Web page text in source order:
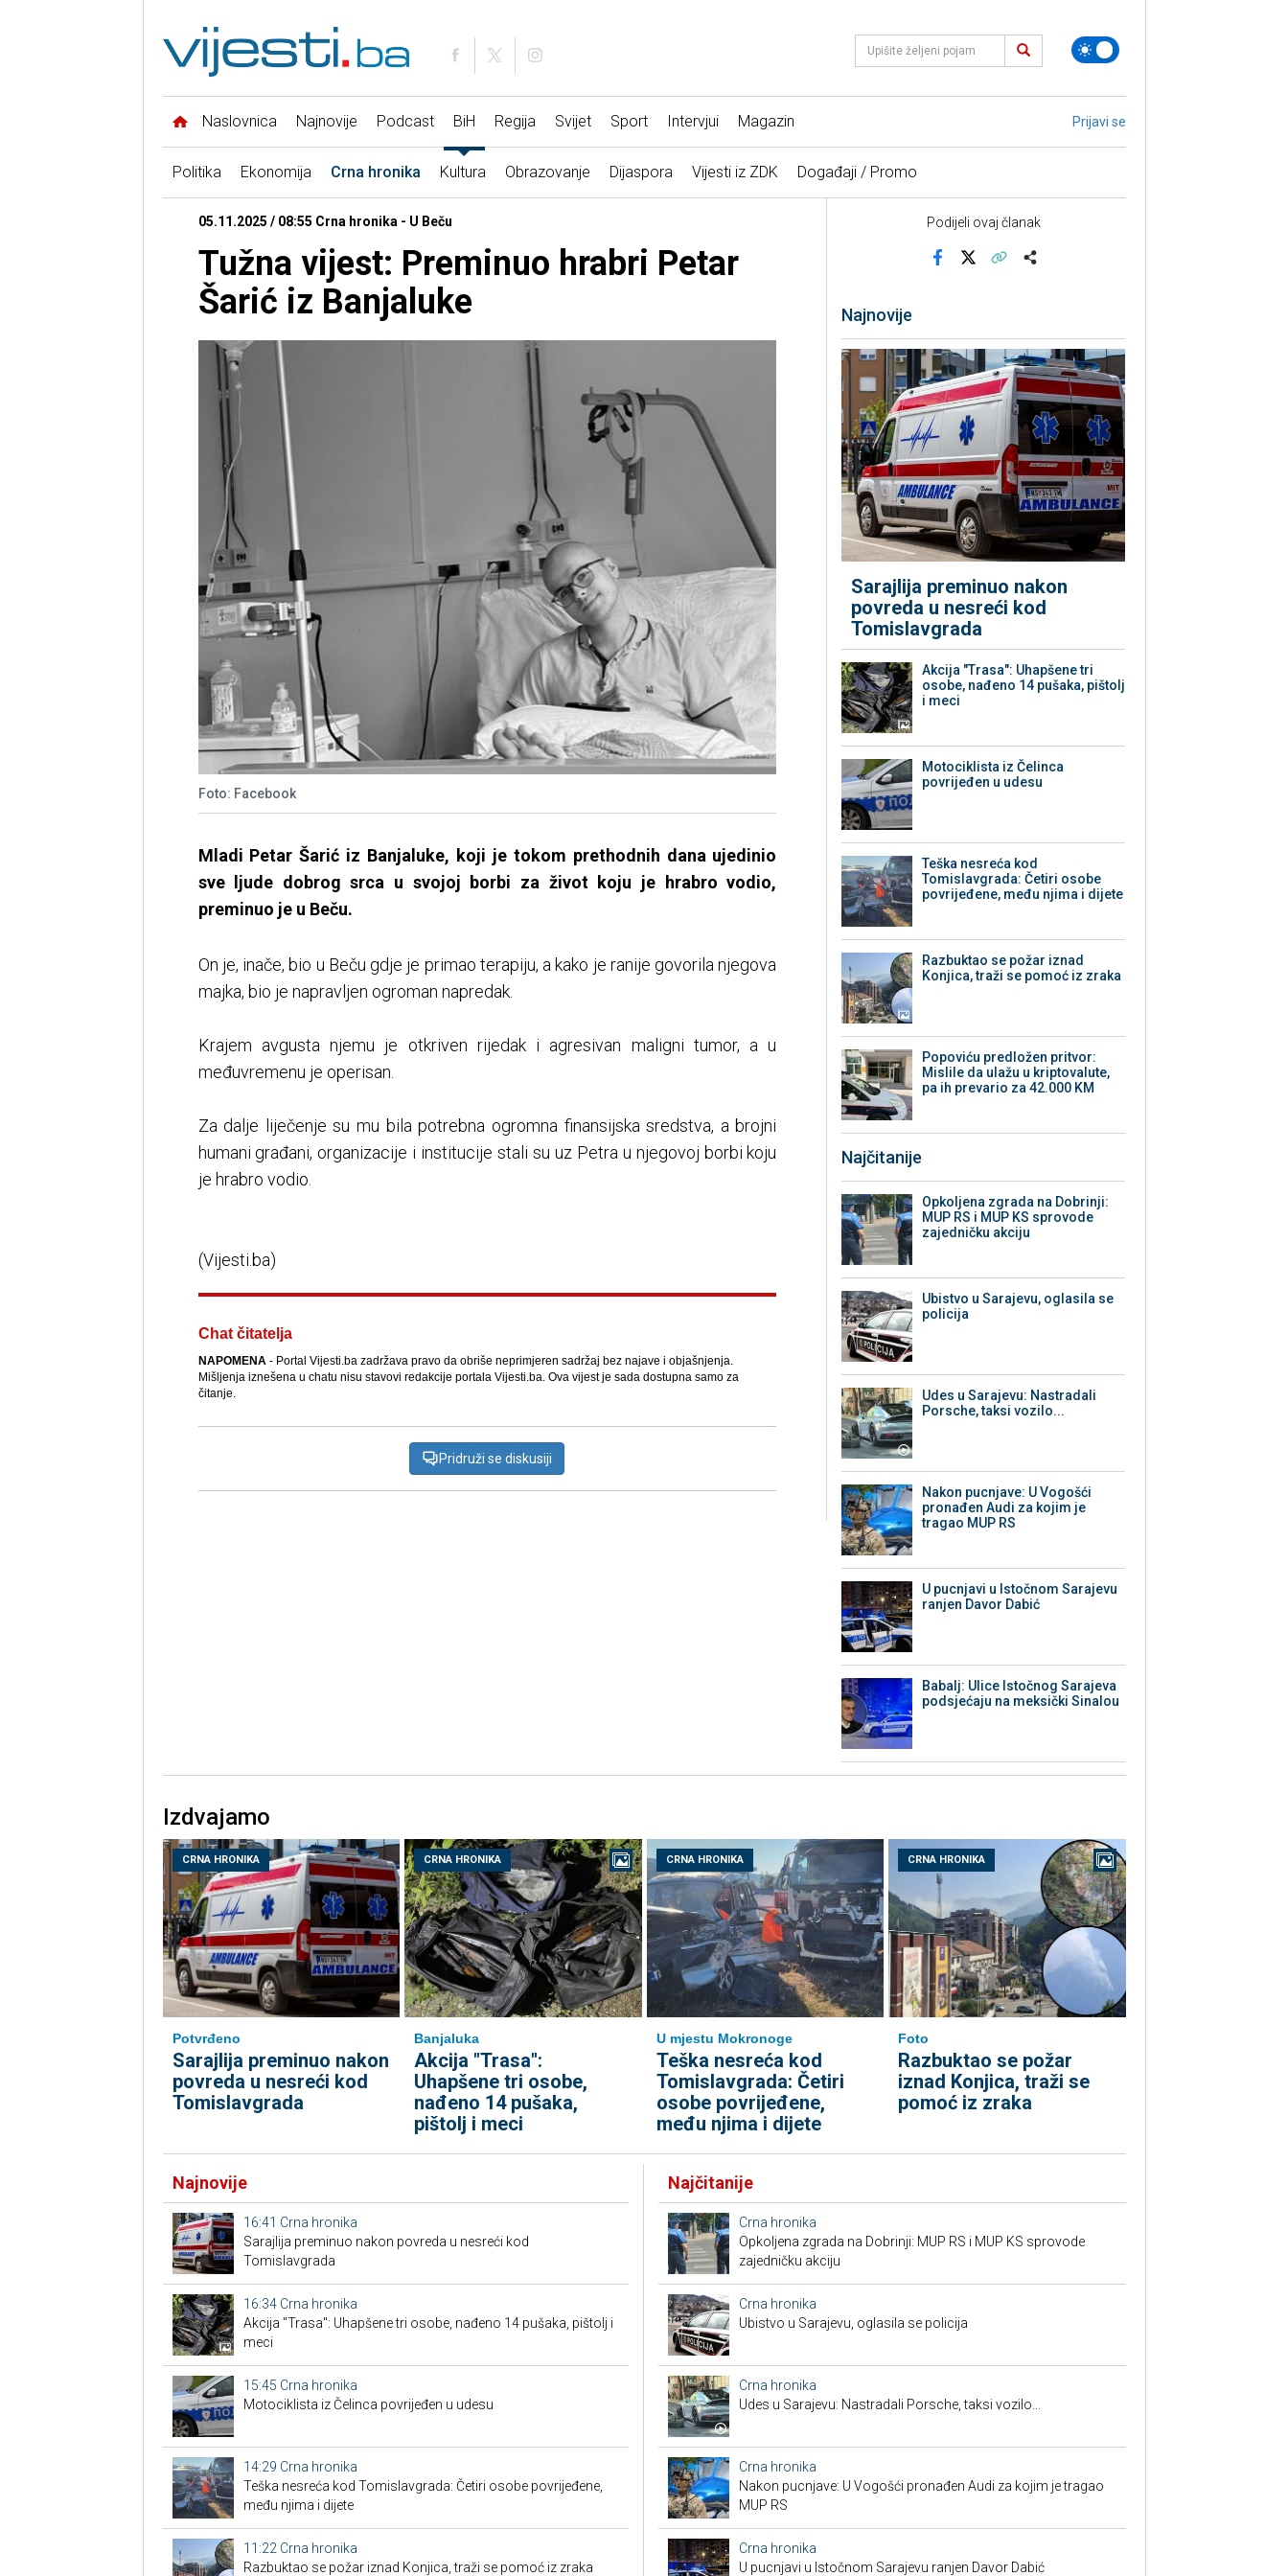
Naslovnica Najnovije Podcast BiH Regija Svijet Sport Intervjui Magazin Prijavi se
Politika Ekonomija Crna hronika Kultura Obrazovanje Dijaspora Vijesti iz ZDK Događaji / Promo
05.11.2025 / 08:55 Crna hronika - U Beču
Tužna vijest: Preminuo hrabri Petar
Šarić iz Banjaluke
Foto: Facebook
Mladi Petar Šarić iz Banjaluke, koji je tokom prethodnih dana ujedinio
sve ljude dobrog srca u svojoj borbi za život koju je hrabro vodio,
preminuo je u Beču.
On je, inače, bio u Beču gdje je primao terapiju, a kako je ranije govorila njegova
majka, bio je napravljen ogroman napredak.
Krajem avgusta njemu je otkriven rijedak i agresivan maligni tumor, a u
međuvremenu je operisan.
Za dalje liječenje su mu bila potrebna ogromna finansijska sredstva, a brojni
humani građani, organizacije i institucije stali su uz Petra u njegovoj borbi koju
je hrabro vodio.
(Vijesti.ba)
Chat čitatelja
NAPOMENA- Portal Vijesti.ba zadržava pravo da obriše neprimjeren sadržaj bez najave i objašnjenja.
Mišljenja iznešena u chatu nisu stavovi redakcije portala Vijesti.ba. Ova vijest je sada dostupna samo za
čitanje.
Pridruži se diskusiji
Podijeli ovaj članak
Najnovije
Sarajlija preminuo nakon
povreda u nesreći kod
Tomislavgrada
Akcija "Trasa": Uhapšene tri
osobe, nađeno 14 pušaka, pištolj
i meci
Motociklista iz Čelinca
povrijeđen u udesu
Teška nesreća kod
Tomislavgrada: Četiri osobe
povrijeđene, među njima i dijete
Razbuktao se požar iznad
Konjica, traži se pomoć iz zraka
Popoviću predložen pritvor:
Mislile da ulažu u kriptovalute,
pa ih prevario za 42.000 KM
Najčitanije
Opkoljena zgrada na Dobrinji:
MUP RS i MUP KS sprovode
zajedničku akciju
Ubistvo u Sarajevu, oglasila se
policija
Udes u Sarajevu: Nastradali
Porsche, taksi vozilo...
Nakon pucnjave: U Vogošći
pronađen Audi za kojim je
tragao MUP RS
U pucnjavi u Istočnom Sarajevu
ranjen Davor Dabić
Babalj: Ulice Istočnog Sarajeva
podsjećaju na meksički Sinalou
Izdvajamo
CRNA HRONIKA
Potvrđeno
Sarajlija preminuo nakon
povreda u nesreći kod
Tomislavgrada
CRNA HRONIKA
Banjaluka
Akcija "Trasa":
Uhapšene tri osobe,
nađeno 14 pušaka,
pištolj i meci
CRNA HRONIKA
U mjestu Mokronoge
Teška nesreća kod
Tomislavgrada: Četiri
osobe povrijeđene,
među njima i dijete
CRNA HRONIKA
Foto
Razbuktao se požar
iznad Konjica, traži se
pomoć iz zraka
Najnovije
16:41 Crna hronika
Sarajlija preminuo nakon povreda u nesreći kod
Tomislavgrada
16:34 Crna hronika
Akcija "Trasa": Uhapšene tri osobe, nađeno 14 pušaka, pištolj i
meci
15:45 Crna hronika
Motociklista iz Čelinca povrijeđen u udesu
14:29 Crna hronika
Teška nesreća kod Tomislavgrada: Četiri osobe povrijeđene,
među njima i dijete
11:22 Crna hronika
Razbuktao se požar iznad Konjica, traži se pomoć iz zraka
Najčitanije
Crna hronika
Opkoljena zgrada na Dobrinji: MUP RS i MUP KS sprovode
zajedničku akciju
Crna hronika
Ubistvo u Sarajevu, oglasila se policija
Crna hronika
Udes u Sarajevu: Nastradali Porsche, taksi vozilo...
Crna hronika
Nakon pucnjave: U Vogošći pronađen Audi za kojim je tragao
MUP RS
Crna hronika
U pucnjavi u Istočnom Sarajevu ranjen Davor Dabić